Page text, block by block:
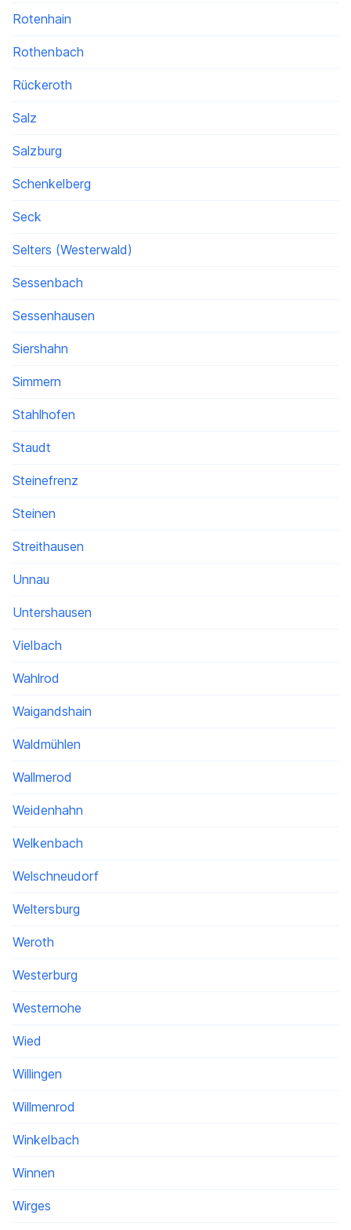
Rotenhain
Rothenbach
Rückeroth
Salz
Salzburg
Schenkelberg
Seck
Selters (Westerwald)
Sessenbach
Sessenhausen
Siershahn
Simmern
Stahlhofen
Staudt
Steinefrenz
Steinen
Streithausen
Unnau
Untershausen
Vielbach
Wahlrod
Waigandshain
Waldmühlen
Wallmerod
Weidenhahn
Welkenbach
Welschneudorf
Weltersburg
Weroth
Westerburg
Westernohe
Wied
Willingen
Willmenrod
Winkelbach
Winnen
Wirges